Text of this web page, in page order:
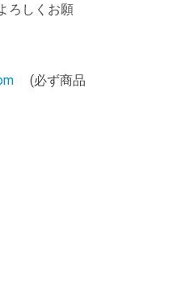
ろしくお願
(必ず商品